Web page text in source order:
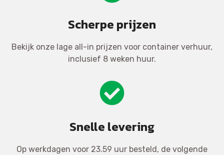
Scherpe prijzen
Bekijk onze lage all-in prijzen voor container verhuur,
inclusief 8 weken huur.
Snelle levering
Op werkdagen voor 23.59 uur besteld, de volgende